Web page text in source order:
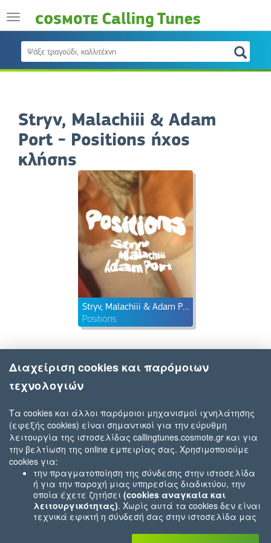
Stryv, Malachiii & Adam
Port - Positions ήχος
κλήσης
Stryv, Malachiii & Adam Port
Positions
Διαχείριση cookies και παρόμοιων
τεχνολογιών
Τα cookies και άλλοι παρόμοιοι μηχανισμοί ιχνηλάτησης
(εφεξής cookies) είναι σημαντικοί για την εύρυθμη
λειτουργία της ιστοσελίδας callingtunes.cosmote.gr και για
την βελτίωση της online εμπειρίας σας. Χρησιμοποιούμε
cookies για:
την πραγματοποίηση της σύνδεσης στην ιστοσελίδα
ή για την παροχή μιας υπηρεσίας διαδικτύου, την
οποία έχετε ζητήσει (cookies αναγκαία και
λειτουργικότητας). Χωρίς αυτά τα cookies δεν είναι
τεχνικά εφικτή η σύνδεσή σας στην ιστοσελίδα μας
που εσείς μας ζητήσατε (π.χ.cookies που αφορούν